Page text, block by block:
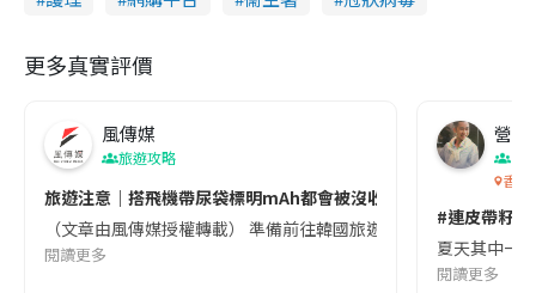
更多真實評價
風傳媒
旅遊攻略
旅遊注意｜搭飛機帶尿袋標明mAh都會被沒收😱出發前切記檢查
（文章由風傳媒授權轉載） 準備前往韓國旅遊的民眾，近期要
閱讀更多
營養
香港
#連皮帶籽
夏天其中一
閱讀更多